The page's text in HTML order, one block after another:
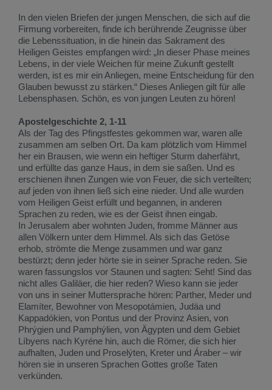
In den vielen Briefen der jungen Menschen, die sich auf die
Firmung vorbereiten, finde ich berührende Zeugnisse über
die Lebenssituation, in die hinein das Sakrament des
Heiligen Geistes empfangen wird: „In dieser Phase meines
Lebens, in der viele Weichen für meine Zukunft gestellt
werden, ist es mir ein Anliegen, meine Entscheidung für den
Glauben bewusst zu stärken.“ Dieses Anliegen gilt für alle
Lebensphasen. Schön, es von jungen Leuten zu hören!
Apostelgeschichte 2, 1-11
Als der Tag des Pfingstfestes gekommen war, waren alle
zusammen am selben Ort. Da kam plötzlich vom Himmel
her ein Brausen, wie wenn ein heftiger Sturm daherfährt,
und erfüllte das ganze Haus, in dem sie saßen. Und es
erschienen ihnen Zungen wie von Feuer, die sich verteilten;
auf jeden von ihnen ließ sich eine nieder. Und alle wurden
vom Heiligen Geist erfüllt und begannen, in anderen
Sprachen zu reden, wie es der Geist ihnen eingab.
In Jerusalem aber wohnten Juden, fromme Männer aus
allen Völkern unter dem Himmel. Als sich das Getöse
erhob, strömte die Menge zusammen und war ganz
bestürzt; denn jeder hörte sie in seiner Sprache reden. Sie
waren fassungslos vor Staunen und sagten: Seht! Sind das
nicht alles Galiläer, die hier reden? Wieso kann sie jeder
von uns in seiner Muttersprache hören: Parther, Meder und
Elamíter, Bewohner von Mesopotámien, Judäa und
Kappadókien, von Pontus und der Provinz Asien, von
Phrýgien und Pamphýlien, von Ägypten und dem Gebiet
Líbyens nach Kyréne hin, auch die Römer, die sich hier
aufhalten, Juden und Proselýten, Kreter und Áraber – wir
hören sie in unseren Sprachen Gottes große Taten
verkünden.